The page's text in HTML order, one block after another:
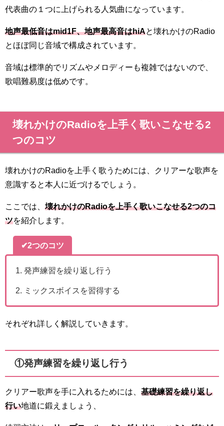
代表曲の１つに上げられる人気曲になっています。
地声最低音はmid1F、地声最高音はhiAと壊れかけのRadio
とほぼ同じ音域で構成されています。
音域は標準的でリズムやメロディーも複雑ではないので、
歌唱難易度は低めです。
壊れかけのRadioを上手く歌いこなせる2
つのコツ
壊れかけのRadioを上手く歌うためには、クリアーな歌声を
意識すると本人に近づけるでしょう。
ここでは、 壊れかけのRadioを上手く歌いこなせる2つのコ
ツを紹介します。
✔2つのコツ
発声練習を繰り返し行う
ミックスボイスを習得する
それぞれ詳しく解説していきます。
①発声練習を繰り返し行う
クリアー歌声を手に入れるためには、 基礎練習を繰り返し
行い地道に鍛えましょう、